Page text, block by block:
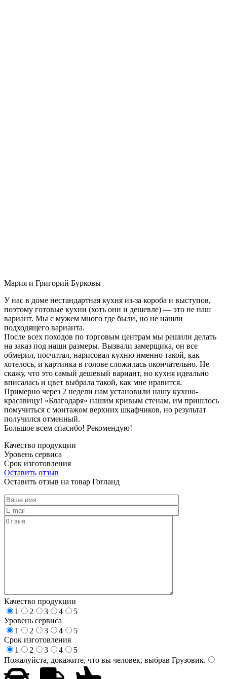
Мария и Григорий Бурковы
У нас в доме нестандартная кухня из-за короба и выступов,
поэтому готовые кухни (хоть они и дешевле) — это не наш
вариант. Мы с мужем много где были, но не нашли
подходящего варианта.
После всех походов по торговым центрам мы решили делать
на заказ под наши размеры. Вызвали замерщика, он все
обмерил, посчитал, нарисовал кухню именно такой, как
хотелось, и картинка в голове сложилась окончательно. Не
скажу, что это самый дешевый вариант, но кухня идеально
вписалась и цвет выбрала такой, как мне нравится.
Примерно через 2 недели нам установили нашу кухню-
красавицу! «Благодаря» нашим кривым стенам, им пришлось
помучиться с монтажом верхних шкафчиков, но результат
получился отменный.
Большое всем спасибо! Рекомендую!
Качество продукции
Уровень сервиса
Срок изготовления
Оставить отзыв
Оставить отзыв на товар Гогланд
Качество продукции
1
2 3 4
5
Уровень сервиса
1
2 3 4
5
Срок изготовления
1
2 3 4
5
Пожалуйста, докажите, что вы человек, выбрав Грузовик.